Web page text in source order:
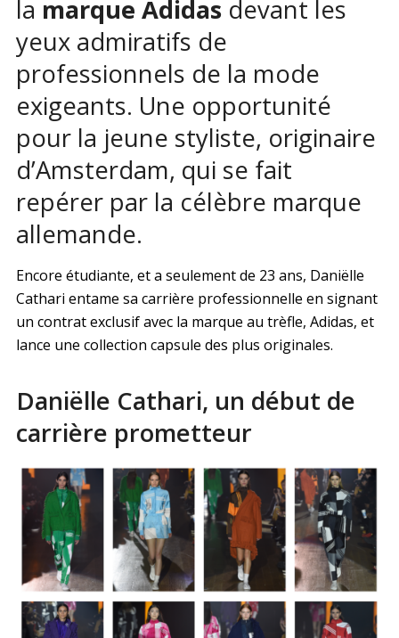
la marque Adidas devant les
yeux admiratifs de
professionnels de la mode
exigeants. Une opportunité
pour la jeune styliste, originaire
d’Amsterdam, qui se fait
repérer par la célèbre marque
allemande.
Encore étudiante, et a seulement de 23 ans, Daniëlle
Cathari entame sa carrière professionnelle en signant
un contrat exclusif avec la marque au trèfle, Adidas, et
lance une collection capsule des plus originales.
Daniëlle Cathari, un début de
carrière prometteur